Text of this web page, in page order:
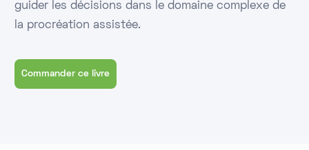
guider les décisions dans le domaine complexe de
la procréation assistée.
Commander ce livre